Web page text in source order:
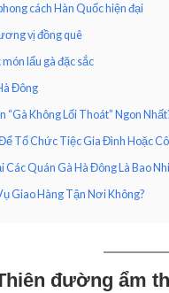
cách Hàn Quốc hiện đại
vị đồng quê
lẩu gà đặc sắc
Đông
“Gà Không Lối Thoát” Ngon
Tổ Chức Tiệc Gia Đình Hoặc
Quán Gà Hà Đông Là Bao
Giao Hàng Tận Nơi Không?
đường ẩm